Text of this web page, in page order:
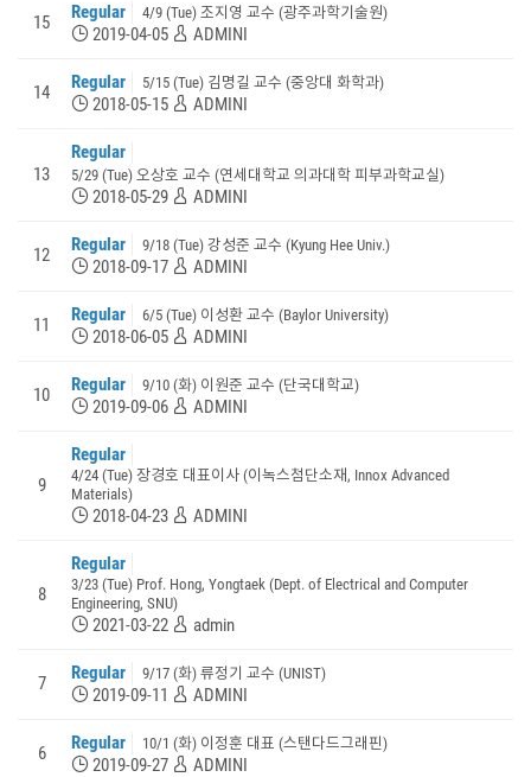
15 Regular 4/9 (Tue) 조지영 교수 (광주과학기술원)
2019-04-05 ADMINI
14 Regular 5/15 (Tue) 김명길 교수 (중앙대 화학과)
2018-05-15 ADMINI
13
Regular
5/29 (Tue) 오상호 교수 (연세대학교 의과대학 피부과학교실)
2018-05-29 ADMINI
12 Regular 9/18 (Tue) 강성준 교수 (Kyung Hee Univ.)
2018-09-17 ADMINI
11 Regular 6/5 (Tue) 이성환 교수 (Baylor University)
2018-06-05 ADMINI
10 Regular 9/10 (화) 이원준 교수 (단국대학교)
2019-09-06 ADMINI
9
Regular
4/24 (Tue) 장경호 대표이사 (이녹스첨단소재, Innox Advanced
Materials)
2018-04-23 ADMINI
8
Regular
3/23 (Tue) Prof. Hong, Yongtaek (Dept. of Electrical and Computer
Engineering, SNU)
2021-03-22 admin
7 Regular 9/17 (화) 류정기 교수 (UNIST)
2019-09-11 ADMINI
6 Regular 10/1 (화) 이정훈 대표 (스탠다드그래핀)
2019-09-27 ADMINI